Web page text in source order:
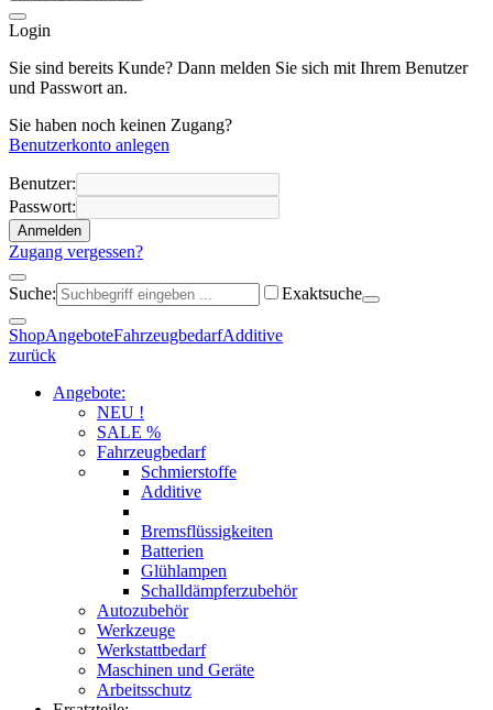
Login
Sie sind bereits Kunde? Dann melden Sie sich mit Ihrem Benutzer
und Passwort an.
Sie haben noch keinen Zugang?
Benutzerkonto anlegen
Benutzer:
Passwort:
Anmelden
Zugang vergessen?
Suche: Exaktsuche
ShopAngeboteFahrzeugbedarfAdditive
zurück
Angebote:
NEU !
SALE %
Fahrzeugbedarf
Schmierstoffe
Additive
Bremsflüssigkeiten
Batterien
Glühlampen
Schalldämpferzubehör
Autozubehör
Werkzeuge
Werkstattbedarf
Maschinen und Geräte
Arbeitsschutz